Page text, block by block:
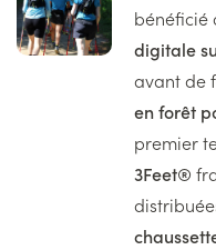
bénéficié
digitale
avant de
en forêt
premier
3Feet®